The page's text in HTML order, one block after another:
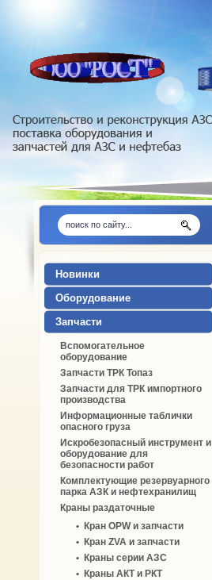
Новинки
Оборудование
Запчасти
Вспомогательное
оборудование
Запчасти ТРК Топаз
Запчасти для ТРК импортного
производства
Информационные таблички
опасного груза
Искробезопасный инструмент и
оборудование для
безопасности работ
Комплектующие резервуарного
парка АЗК и нефтехранилищ
Краны раздаточные
• Кран OPW и запчасти
• Кран ZVA и запчасти
• Краны серии АЗС
• Краны АКТ и РКТ